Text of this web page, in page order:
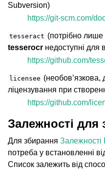
Subversion)
https://git-scm.com/
tesseract (потрібно лише
tesserocr недоступні для
https://github.com/
licensee
ліцензування при
https://github.com/
Залежності для
Для збирання Залежності
потреба у встановленні
Список залежить від